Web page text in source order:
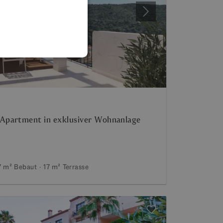
Weiter
in exklusiver Wohnanlage
m² Bebaut 17 m² Terrasse